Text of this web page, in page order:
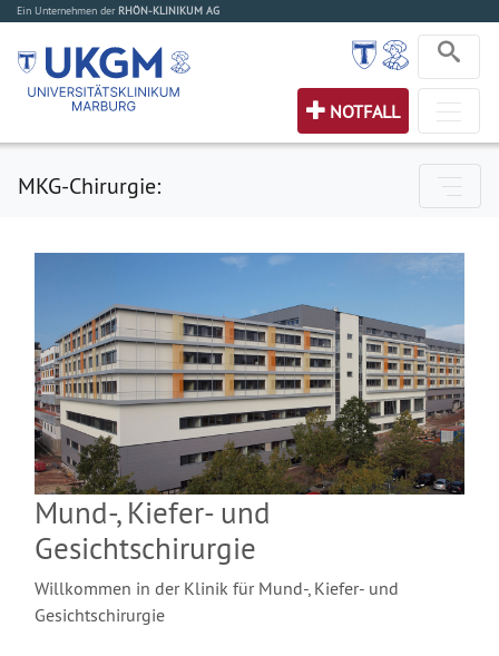
Ein Unternehmen der RHÖN-KLINIKUM AG
NOTFALL
MKG-Chirurgie:
Mund-, Kiefer- und
Gesichtschirurgie
Willkommen in der Klinik für Mund-, Kiefer- und
Gesichtschirurgie